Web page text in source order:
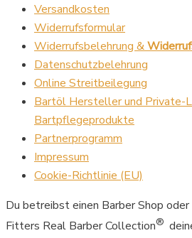
Versandkosten
Widerrufsformular
Widerrufsbelehrung &
Datenschutzbelehrung
Online Streitbeilegung
Bartöl Hersteller und Private-
Bartpflegeprodukte
Partnerprogramm
Impressum
Cookie-Richtlinie (EU)
Du betreibst einen Barber Shop
Fitters Real Barber Collection®